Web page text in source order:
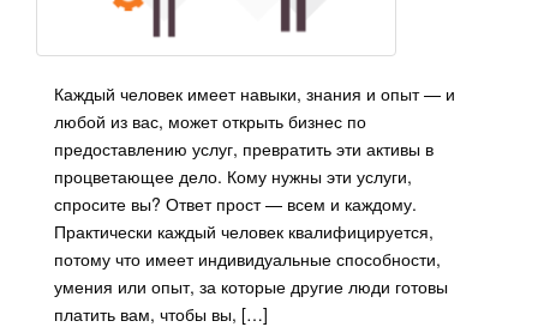
Каждый человек имеет навыки, знания и опыт — и
любой из вас, может открыть бизнес по
предоставлению услуг, превратить эти активы в
процветающее дело. Кому нужны эти услуги,
спросите вы? Ответ прост — всем и каждому.
Практически каждый человек квалифицируется,
потому что имеет индивидуальные способности,
умения или опыт, за которые другие люди готовы
платить вам, чтобы вы, […]